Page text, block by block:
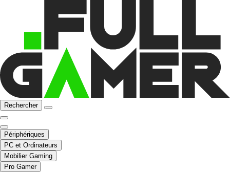
Rechercher
Périphériques
PC et Ordinateurs
Mobilier Gaming
Pro Gamer